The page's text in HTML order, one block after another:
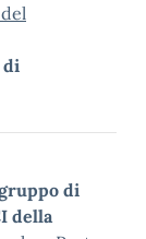
di
di
della